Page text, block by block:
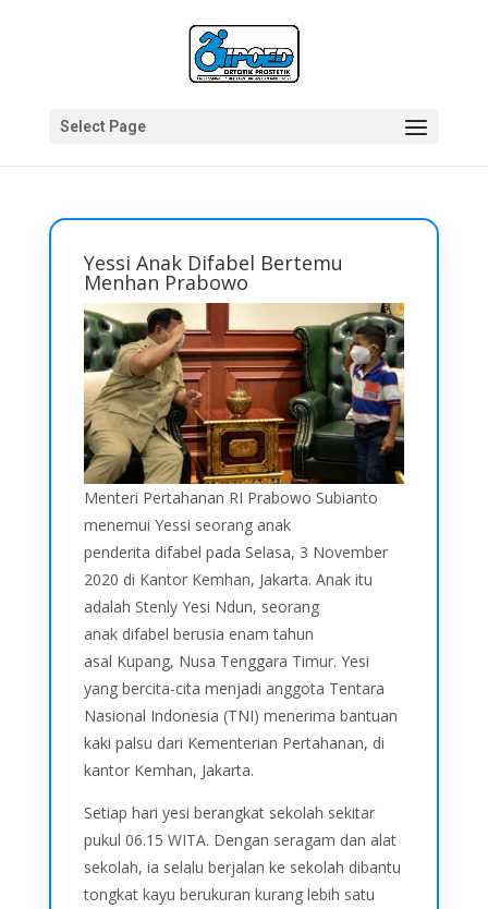
Select Page
Yessi Anak Difabel Bertemu
Menhan Prabowo
Menteri Pertahanan RI Prabowo Subianto
menemui Yessi seorang anak
penderita difabel pada Selasa, 3 November
2020 di Kantor Kemhan, Jakarta. Anak itu
adalah Stenly Yesi Ndun, seorang
anak difabel berusia enam tahun
asal Kupang, Nusa Tenggara Timur. Yesi
yang bercita-cita menjadi anggota Tentara
Nasional Indonesia (TNI) menerima bantuan
kaki palsu dari Kementerian Pertahanan, di
kantor Kemhan, Jakarta.
Setiap hari yesi berangkat sekolah sekitar
pukul 06.15 WITA. Dengan seragam dan alat
sekolah, ia selalu berjalan ke sekolah dibantu
tongkat kayu berukuran kurang lebih satu